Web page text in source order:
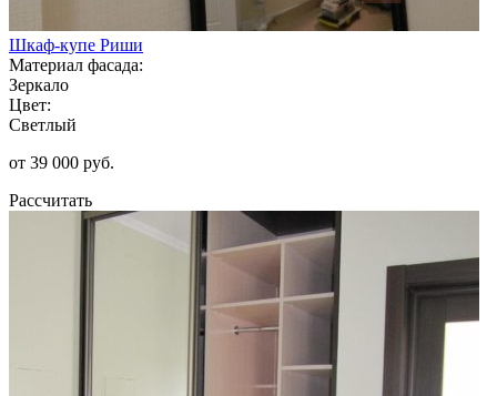
Шкаф-купе Риши
Материал фасада:
Зеркало
Цвет:
Светлый
от 39 000 руб.
Рассчитать